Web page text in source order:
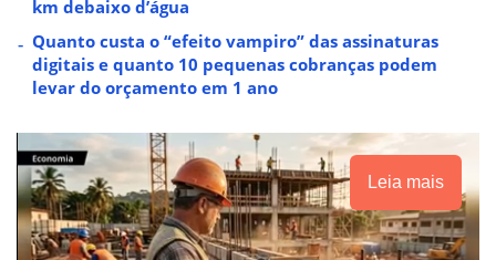
km debaixo d’água
Quanto custa o “efeito vampiro” das assinaturas
digitais e quanto 10 pequenas cobranças podem
levar do orçamento em 1 ano
Leia mais